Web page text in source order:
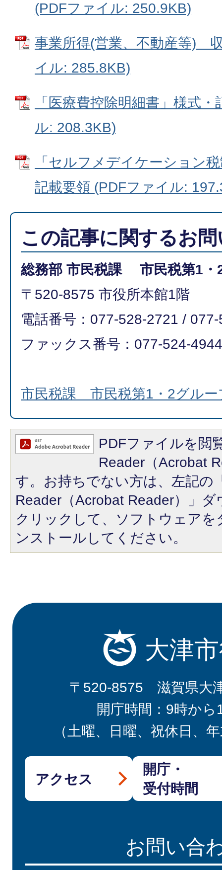
(PDFファイル: 250.9KB)
事業所得(営業、不動産等)
イル: 285.8KB)
「医療費控除明細書」様式
ル: 208.3KB)
「セルフメデイケーション
記載要領 (PDFファイル:
この記事に関するお
総務部 市民税課 市民税第1・
〒520-8575 市役所本館1階
電話番号：077-528-2721 /
ファックス番号：077-524-4944
市民税課 市民税第1・2グルー
PDFファイルを閲
Reader（Acrobat
す。お持ちでない方は、左記の
Reader（Acrobat Reader）」
クリックして、ソフトウェア
ンストールしてください。
大津
〒520-8575 滋賀県大
開庁時間：9時から
（土曜、日曜、祝休日、
アクセス
開庁・
受付時間
お問い合